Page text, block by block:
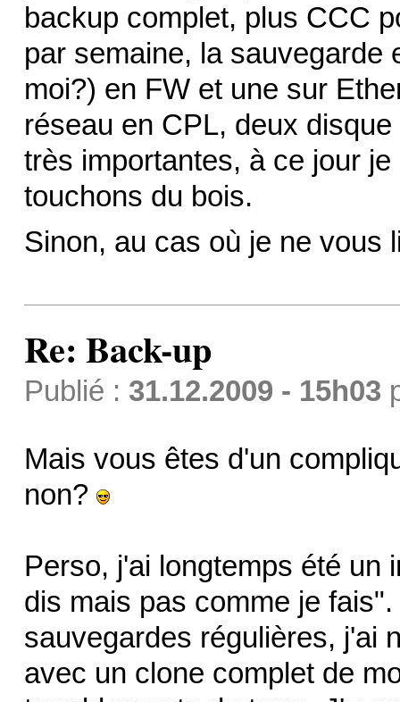
backup complet, plus CCC
par semaine, la
moi?) en FW et une sur
réseau en CPL, deux
très importantes, à ce jour
touchons du bois.
Sinon, au cas où je ne vous
Re: Back-up
Publié : 31.12.2009 - 15h03
Mais vous êtes d'un
non?
Perso, j'ai longtemps été un
dis mais pas comme je
sauvegardes régulières, j'ai
avec un clone complet de